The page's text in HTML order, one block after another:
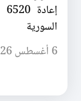
السورية
6 أغسطس 2026